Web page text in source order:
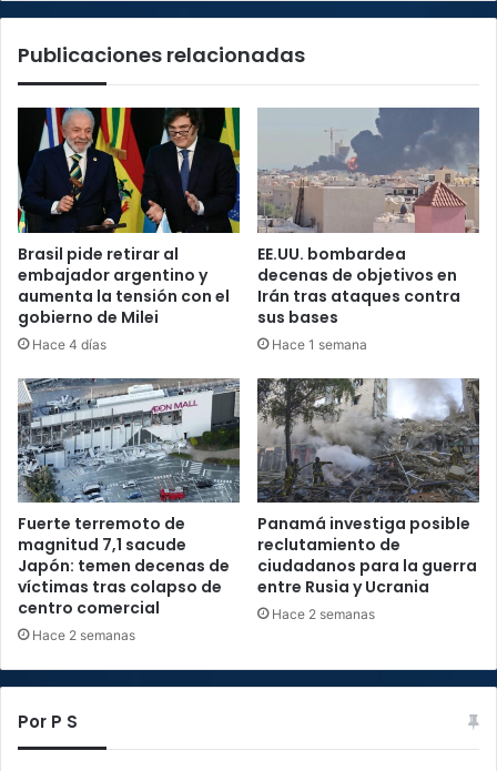
Publicaciones relacionadas
Brasil pide retirar al
embajador argentino y
aumenta la tensión con el
gobierno de Milei
Hace 4 días
EE.UU. bombardea
decenas de objetivos en
Irán tras ataques contra
sus bases
Hace 1 semana
Fuerte terremoto de
magnitud 7,1 sacude
Japón: temen decenas de
víctimas tras colapso de
centro comercial
Hace 2 semanas
Panamá investiga posible
reclutamiento de
ciudadanos para la guerra
entre Rusia y Ucrania
Hace 2 semanas
Por P S